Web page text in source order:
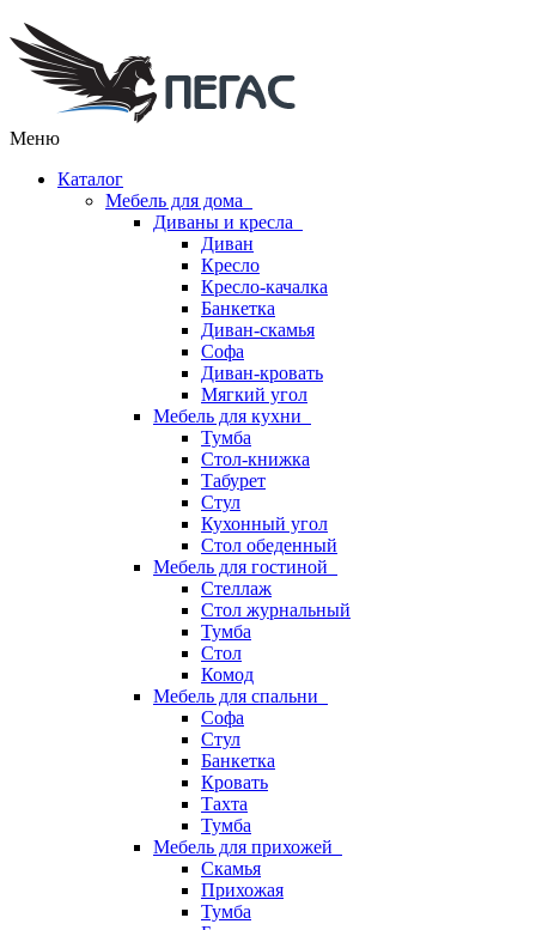
Меню
Каталог
Мебель для дома
Диваны и кресла
Диван
Кресло
Кресло-качалка
Банкетка
Диван-скамья
Софа
Диван-кровать
Мягкий угол
Мебель для кухни
Тумба
Стол-книжка
Табурет
Стул
Кухонный угол
Стол обеденный
Мебель для гостиной
Стеллаж
Стол журнальный
Тумба
Стол
Комод
Мебель для спальни
Софа
Стул
Банкетка
Кровать
Тахта
Тумба
Мебель для прихожей
Скамья
Прихожая
Тумба